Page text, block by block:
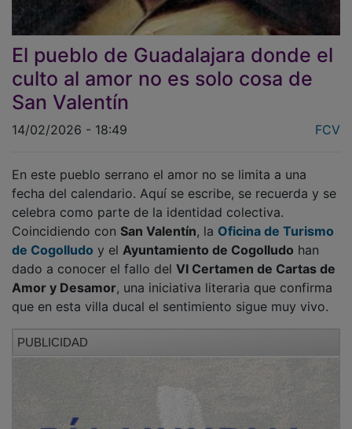
El pueblo de Guadalajara donde el
culto al amor no es solo cosa de
San Valentín
fecha del calendario. Aquí se escribe, se recuerda y se
celebra como parte de la identidad colectiva.
Coincidiendo conSan Valentín, laOficina de Turismo
de Cogolludo y elAyuntamiento de Cogolludohan
dado a conocer el fallo delVI Certamen de Cartas de
Amor y Desamor, una iniciativa literaria que confirma
que en esta villa ducal el sentimiento sigue muy vivo.